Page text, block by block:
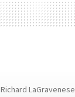
Richard LaGravenese